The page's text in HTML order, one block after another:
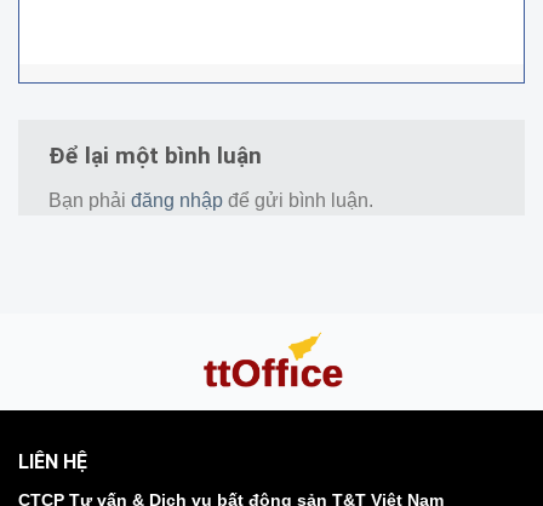
Để lại một bình luận
Bạn phải đăng nhập để gửi bình luận.
LIÊN HỆ
CTCP Tư vấn & Dịch vụ bất động sản T&T Việt Nam